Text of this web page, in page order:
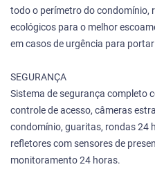
todo o perímetro do condomínio,
ecológicos para o melhor
em casos de urgência para
SEGURANÇA
Sistema de segurança completo
controle de acesso, câmeras
condomínio, guaritas, rondas 24
refletores com sensores de
monitoramento 24 horas.